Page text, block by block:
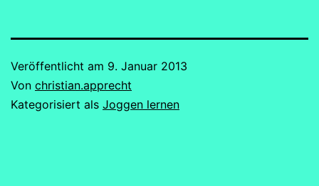
Veröffentlicht am 9. Januar 2013
Von christian.apprecht
Kategorisiert als Joggen lernen